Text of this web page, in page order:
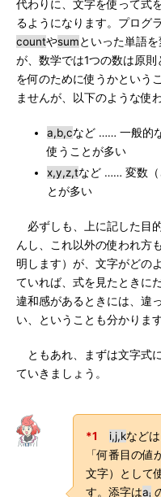
代わりに、文字を使って式
るようになります。プログ
countやsumといった単語
が、数学では1つの数は原
を何のために使うかという
ませんが、以下のような使
a,b,cなど …… 一般的
使うことが多い
x,y,z,tなど …… 変数（
とが多い
必ずしも、上に記した目
んし、これ以外の使われ方
明します）が、文字がどの
ていれば、式を見たときに
違和感があるときには、違
い、ということも分かります
ともあれ、まずは文字式
ていきましょう。
*1 i,j,kなど
「何番目の
文字）として
す。添字はa